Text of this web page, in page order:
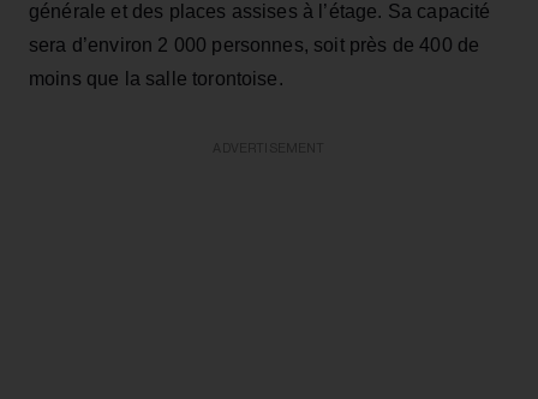
générale et des places assises à l’étage. Sa capacité
sera d’environ 2 000 personnes, soit près de 400 de
moins que la salle torontoise.